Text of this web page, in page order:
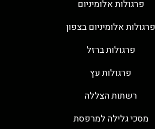
פרגולות אלומיניום
פרגולות אלומיניום בצפון
פרגולות ברזל
פרגולות עץ
רשתות הצללה
מסכי גלילה למרפסת